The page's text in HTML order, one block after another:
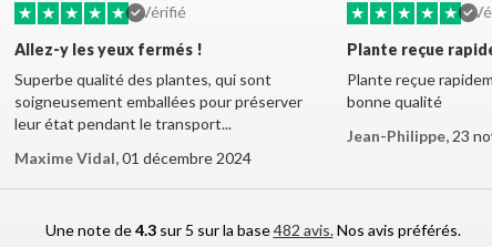
★ ★ ★ ★ ★
Vérifié
Allez-y les yeux fermés !
Superbe qualité des plantes, qui sont
soigneusement emballées pour préserver
leur état pendant le transport...
Maxime Vidal,01 décembre 2024
★ ★ ★ ★ ★
Plante reçue
Plante reçue
bonne qualité
Jean-Philippe, 23
Une note de4.3sur 5 sur la base482 avis.Nos avis préférés.